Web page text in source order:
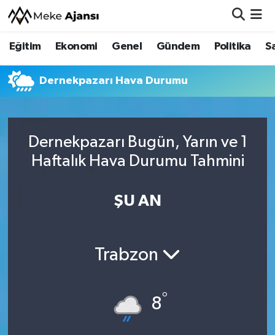
Eğitim Ekonomi Genel Gündem Politika
Dernekpazarı Hava Durumu
Dernekpazarı Bugün, Yarın ve 1
Haftalık Hava Durumu Tahmini
ŞU AN
Trabzon
8°
Eğitim
Ekonomi
Gündem
Nöbetçi Eczaneler
Hava Durumu
Trafik Durumu